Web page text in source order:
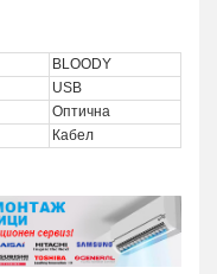
BLOODY
USB
Оптична
Кабел